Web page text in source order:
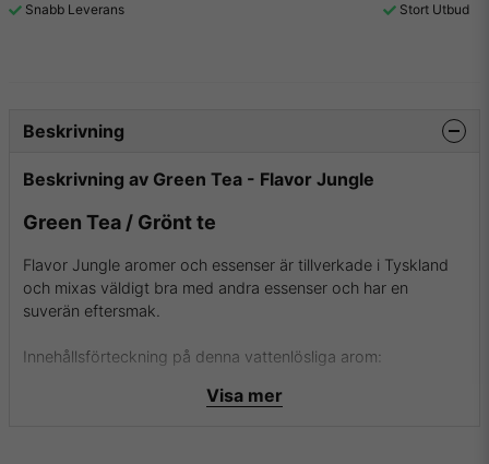
Snabb Leverans Stort Utbud
Beskrivning
Beskrivning av Green Tea - Flavor Jungle
Green Tea / Grönt te
Flavor Jungle aromer och essenser är tillverkade i Tyskland
och mixas väldigt bra med andra essenser och har en
suverän eftersmak.
Innehållsförteckning på denna vattenlösliga arom:
Visa mer